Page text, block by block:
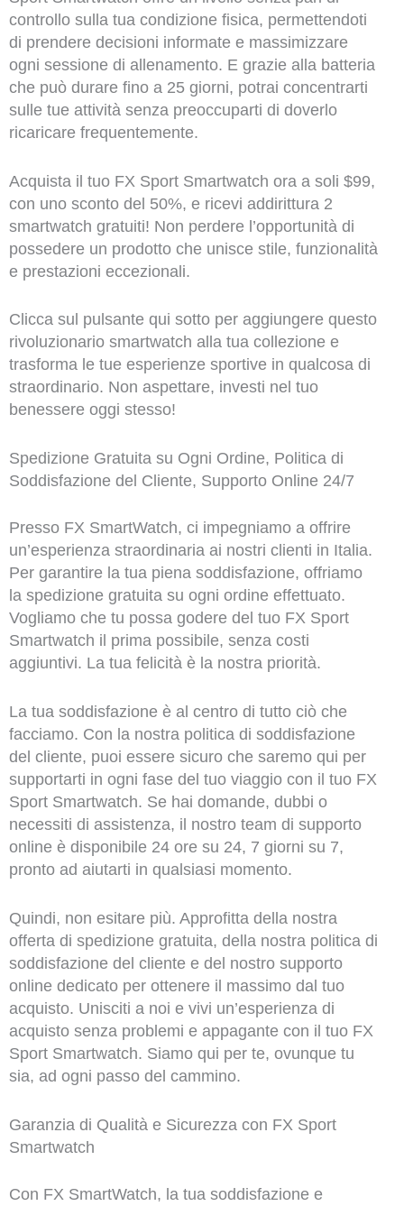
controllo sulla tua condizione fisica, permettendoti
di prendere decisioni informate e massimizzare
ogni sessione di allenamento. E grazie alla batteria
che può durare fino a 25 giorni, potrai concentrarti
sulle tue attività senza preoccuparti di doverlo
ricaricare frequentemente.
Acquista il tuo FX Sport Smartwatch ora a soli $99,
con uno sconto del 50%, e ricevi addirittura 2
smartwatch gratuiti! Non perdere l’opportunità di
possedere un prodotto che unisce stile, funzionalità
e prestazioni eccezionali.
Clicca sul pulsante qui sotto per aggiungere questo
rivoluzionario smartwatch alla tua collezione e
trasforma le tue esperienze sportive in qualcosa di
straordinario. Non aspettare, investi nel tuo
benessere oggi stesso!
Spedizione Gratuita su Ogni Ordine, Politica di
Soddisfazione del Cliente, Supporto Online 24/7
Presso FX SmartWatch, ci impegniamo a offrire
un’esperienza straordinaria ai nostri clienti in Italia.
Per garantire la tua piena soddisfazione, offriamo
la spedizione gratuita su ogni ordine effettuato.
Vogliamo che tu possa godere del tuo FX Sport
Smartwatch il prima possibile, senza costi
aggiuntivi. La tua felicità è la nostra priorità.
La tua soddisfazione è al centro di tutto ciò che
facciamo. Con la nostra politica di soddisfazione
del cliente, puoi essere sicuro che saremo qui per
supportarti in ogni fase del tuo viaggio con il tuo FX
Sport Smartwatch. Se hai domande, dubbi o
necessiti di assistenza, il nostro team di supporto
online è disponibile 24 ore su 24, 7 giorni su 7,
pronto ad aiutarti in qualsiasi momento.
Quindi, non esitare più. Approfitta della nostra
offerta di spedizione gratuita, della nostra politica di
soddisfazione del cliente e del nostro supporto
online dedicato per ottenere il massimo dal tuo
acquisto. Unisciti a noi e vivi un’esperienza di
acquisto senza problemi e appagante con il tuo FX
Sport Smartwatch. Siamo qui per te, ovunque tu
sia, ad ogni passo del cammino.
Garanzia di Qualità e Sicurezza con FX Sport
Smartwatch
Con FX SmartWatch, la tua soddisfazione e